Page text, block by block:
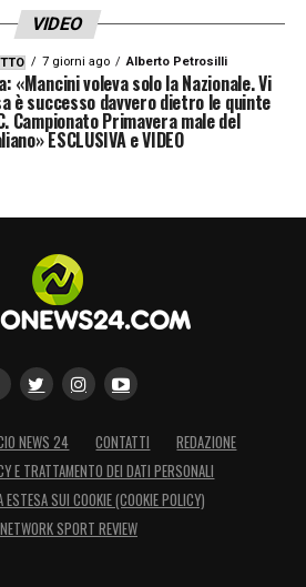
VIDEO
7 giorni ago Alberto Petrosilli
«Mancini voleva solo la Nazionale. Vi
è successo davvero dietro le quinte
Campionato Primavera male del
ESCLUSIVA e VIDEO
NEWS 24 CONTATTI
REDAZIONE
E TRATTAMENTO DEI DATI PERSONALI
ESTESA SUI COOKIE (COOKIE POLICY)
NETWORK SPORT REVIEW